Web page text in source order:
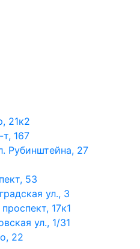
21к2
167
Рубинштейна, 27
53
ул., 3
17к1
ул., 1/31
22